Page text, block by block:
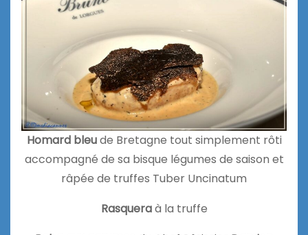
Homard bleude Bretagne tout simplement rôti
accompagné de sa bisque légumes de saison et
râpée de truffes Tuber Uncinatum
Rasqueraà la truffe